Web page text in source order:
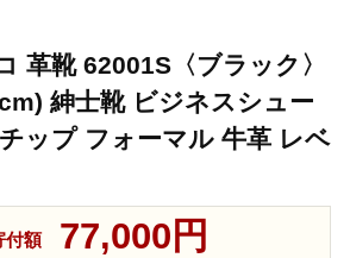
革靴 62001S〈ブラック〉
紳士靴 ビジネスシュー
ップ フォーマル 牛革 レベ
付額 77,000円